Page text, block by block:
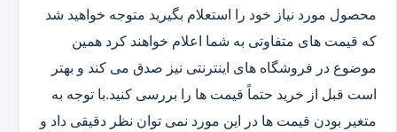
محصول مورد نیاز خود را استعلام بگیرید متوجه خواهید شد
که قیمت های متفاوتی به شما اعلام خواهند کرد همین
موضوع در فروشگاه های اینترنتی نیز صدق می کند و بهتر
است قبل از خرید حتماً قیمت ها را بررسی کنید.با توجه به
متغیر بودن قیمت ها در این مورد نمی توان نظر دقیقی داد و